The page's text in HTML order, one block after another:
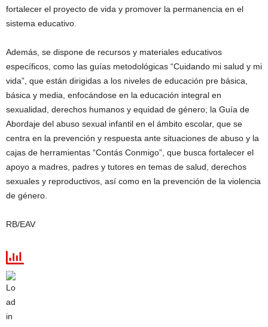
fortalecer el proyecto de vida y promover la permanencia en el
sistema educativo.
Además, se dispone de recursos y materiales educativos
específicos, como las guías metodológicas “Cuidando mi salud y mi
vida”, que están dirigidas a los niveles de educación pre básica,
básica y media, enfocándose en la educación integral en
sexualidad, derechos humanos y equidad de género; la Guía de
Abordaje del abuso sexual infantil en el ámbito escolar, que se
centra en la prevención y respuesta ante situaciones de abuso y la
cajas de herramientas “Contás Conmigo”, que busca fortalecer el
apoyo a madres, padres y tutores en temas de salud, derechos
sexuales y reproductivos, así como en la prevención de la violencia
de género.
RB/EAV